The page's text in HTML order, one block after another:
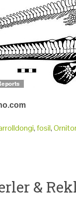
,fosil,
&